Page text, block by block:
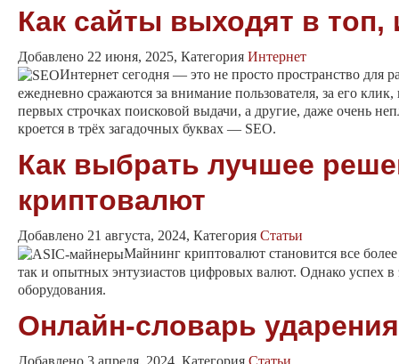
Как сайты выходят в топ,
Добавлено 22 июня, 2025, Категория Интернет
Интернет сегодня — это не просто пространство для
ежедневно сражаются за внимание пользователя, за его
первых строчках поисковой выдачи, а другие, даже очень
кроется в трёх загадочных буквах — SEO.
Как выбрать лучшее
криптовалют
Добавлено 21 августа, 2024, Категория Статьи
Майнинг криптовалют становится все
так и опытных энтузиастов цифровых валют. Однако успех
оборудования.
Онлайн-словарь